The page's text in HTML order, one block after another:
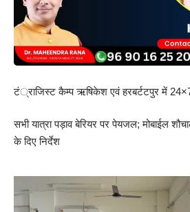
टं्राजिस्ट कैम्प ऋषिकेश एवं हरबर्टटपुर में
सभी यात्रा पड़ाव बेरियर पर पेयजल; मोबाईल
के दिए निर्देश